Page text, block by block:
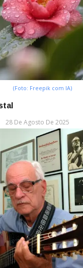
(Foto: Freepik com IA)
28 De Agosto De 2025